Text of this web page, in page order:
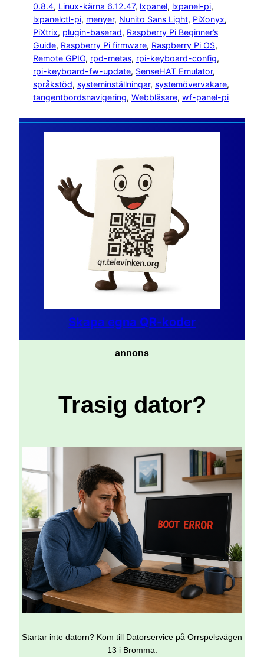
0.8.4, Linux-kärna 6.12.47, lxpanel, lxpanel-pi
lxpanelctl-pi, menyer, Nunito Sans Light, PiXonyx
PiXtrix, plugin-baserad, Raspberry Pi Beginner’s
Guide, Raspberry Pi firmware, Raspberry Pi OS
Remote GPIO, rpd-metas, rpi-keyboard-config
rpi-keyboard-fw-update, SenseHAT Emulator
språkstöd, systeminställningar, systemövervakare
tangentbordsnavigering, Webbläsare, wf-panel-pi
Skapa egna QR-koder
annons
Trasig dator?
Startar inte datorn? Kom till Datorservice på Orrspelsvägen
13 i Bromma.